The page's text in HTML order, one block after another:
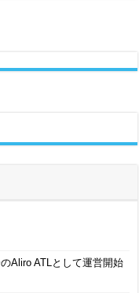
Aliro ATLとして運営開始